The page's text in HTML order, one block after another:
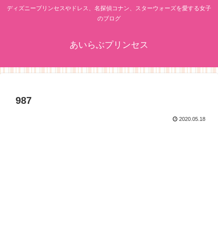
ディズニープリンセスやドレス、名探偵コナン、スターウォーズを愛する女子
のブログ
あいらぶプリンセス
987
2020.05.18